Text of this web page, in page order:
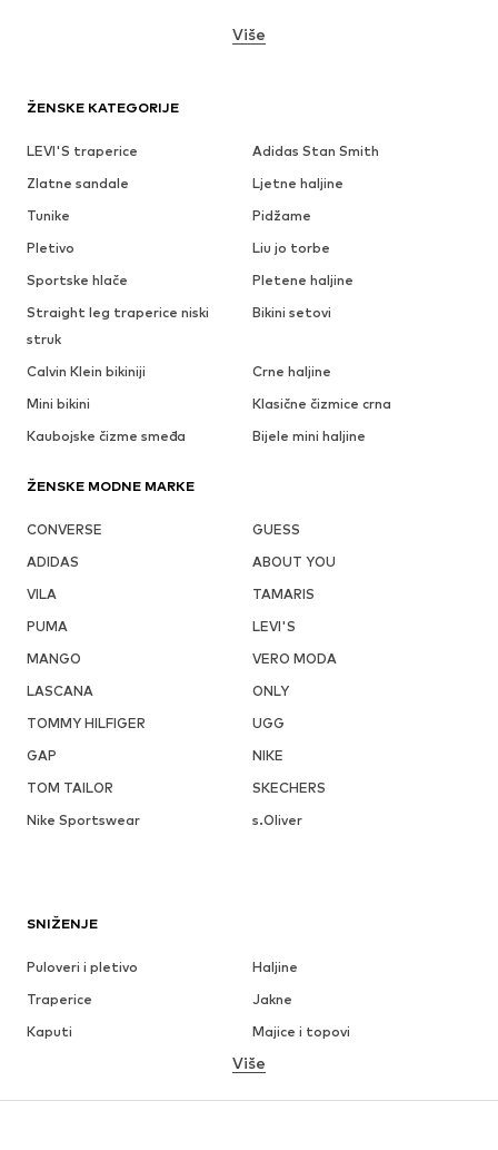
ŽENSKE KATEGORIJE
LEVI'S traperice
Adidas Stan Smith
Zlatne sandale
Ljetne haljine
Tunike
Pidžame
Pletivo
Liu jo torbe
Sportske hlače
Pletene haljine
Straight leg traperice niski
struk
Bikini setovi
Calvin Klein bikiniji
Crne haljine
Mini bikini
Klasične čizmice crna
Kaubojske čizme smeđa
Bijele mini haljine
ŽENSKE MODNE MARKE
CONVERSE
GUESS
ADIDAS
ABOUT YOU
VILA
TAMARIS
PUMA
LEVI'S
MANGO
VERO MODA
LASCANA
ONLY
TOMMY HILFIGER
UGG
GAP
NIKE
TOM TAILOR
SKECHERS
Nike Sportswear
s.Oliver
SNIŽENJE
Puloveri i pletivo
Haljine
Traperice
Jakne
Kaputi
Majice i topovi
Donje rublje
Suknje
Bluze i tunike
Više
Više